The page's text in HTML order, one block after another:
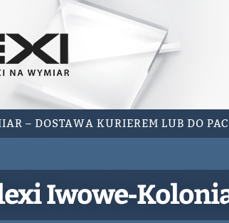
– DOSTAWA KURIEREM LUB DO
Iwowe-